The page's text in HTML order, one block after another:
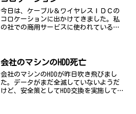
今日は、ケーブル＆ワイヤレスＩＤＣの
コロケーションに出かけてきました。私
の社での商用サービスに使われているサ
らず。ま、いいけどさ。
会社のマシンのHDD死亡
会社のマシンのHDDが昨日吹き飛びまし
た。データがまだ全滅していないようだ
けど、安全策としてHDD交換を実施して、